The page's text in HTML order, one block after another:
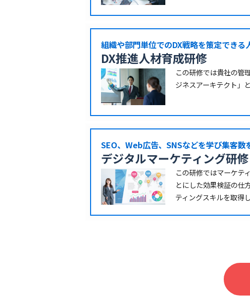
組織や部門単位でのDX戦略を策定できる
DX推進人材育成研修
この研修では貴社の管
ジネスアーキテクト」
SEO、Web広告、SNSなどを学び集客数
デジタルマーケティング研修
この研修ではマーケテ
とにした効果検証の仕
ティングスキルを取得